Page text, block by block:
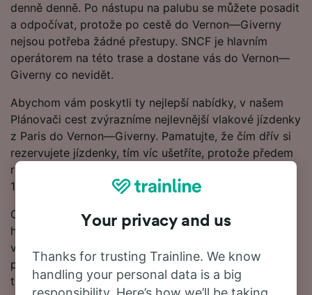
denně denně. Po nástupu na palubu se můžete posadit
a odpočívat, protože po cestě do Vernon—Giverny
nejsou potřeba žádné přestupy. SNCF je hlavním
operátorem na této trase a dostane vás do Vernon—
Giverny co nevidět.
Abychom vám poskytli ty nejlepší nabídky, v našem
Plánovači cest zvýrazníme nejlevnější vlakové jízdenky
z Paris do Vernon—Giverny. Pamatujte, že čím dřív si
rezervujete jízdenky, tím víc ušetříte, protože předem
rezervované jízdenky do Vernon—Giverny začínají na
10.00 €.
Chcete si rezervovat vlakové jízdenky hned? Začněte
hledat u nás ještě dnes. Pokud chcete o cestě vědět
více, podívejte se na jízdní řády (včetně prvních a
posledních odjezdů vlaků), často kladené otázky a
tipy, jak rezervovat levné vlakové jízdenky.
Your privacy and us
Thanks for trusting Trainline. We know
handling your personal data is a big